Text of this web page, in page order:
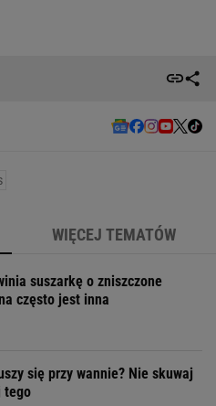
WIĘCEJ TEMATÓW
suszarkę o zniszczone
często jest inna
się przy wannie? Nie skuwaj
tego